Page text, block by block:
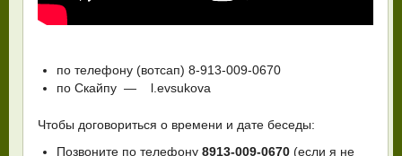
по телефону (вотсап) 8-913-009-0670
по Скайпу — l.evsukova
Чтобы договориться о времени и дате беседы:
Позвоните по телефону 8913-009-0670 (если я не